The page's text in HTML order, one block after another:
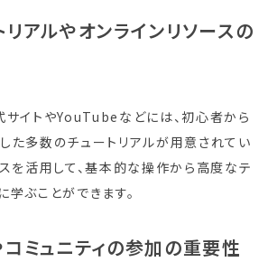
アルやオンラインリソースの
サイトやYouTubeなどには、初心者から
た多数のチュートリアルが用意されてい
スを活用して、基本的な操作から高度なテ
ぶことができます。
ミュニティの参加の重要性